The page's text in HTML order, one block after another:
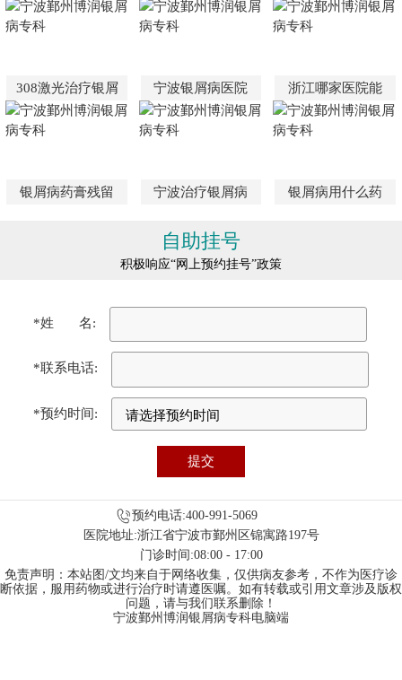
308激光治疗银屑 宁波银屑病医院 浙江哪家医院能
银屑病药膏残留 宁波治疗银屑病 银屑病用什么药
自助挂号
积极响应“网上预约挂号”政策
*姓 名:
*联系电话:
*预约时间:
预约电话:400-991-5069
医院地址:浙江省宁波市鄞州区锦寓路197号
门诊时间:08:00 - 17:00
免责声明：本站图/文均来自于网络收集，仅供病友参考，不作为医疗诊
断依据，服用药物或进行治疗时请遵医嘱。如有转载或引用文章涉及版权
问题，请与我们联系删除！
宁波鄞州博润银屑病专科电脑端